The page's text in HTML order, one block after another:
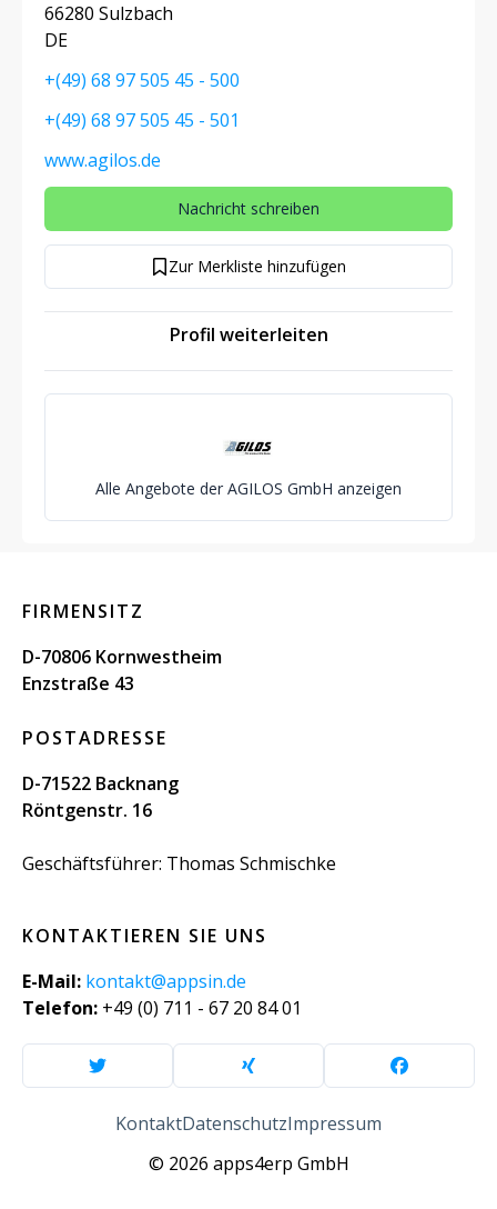
66280 Sulzbach
DE
+(49) 68 97 505 45 - 500
+(49) 68 97 505 45 - 501
www.agilos.de
Nachricht schreiben
Zur Merkliste hinzufügen
Profil weiterleiten
Alle Angebote der AGILOS GmbH anzeigen
FIRMENSITZ
D-70806 Kornwestheim
Enzstraße 43
POSTADRESSE
D-71522 Backnang
Röntgenstr. 16
Geschäftsführer: Thomas Schmischke
KONTAKTIEREN SIE UNS
E-Mail: kontakt@appsin.de
Telefon: +49 (0) 711 - 67 20 84 01
KontaktDatenschutzImpressum
© 2026 apps4erp GmbH